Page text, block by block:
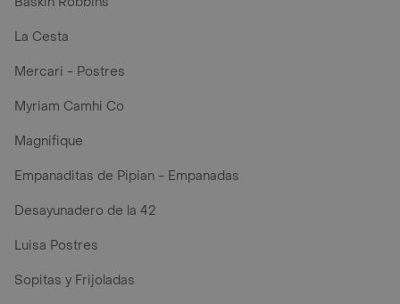
La Cesta
Mercari - Postres
Myriam Camhi Co
Magnifique
Empanaditas de Pipian - Empanadas
Desayunadero de la 42
Luisa Postres
Sopitas y Frijoladas